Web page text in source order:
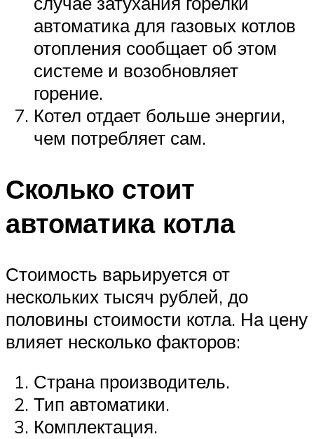
автоматика для газовых котлов
отопления сообщает об этом
системе и возобновляет
горение.
Котел отдает больше энергии,
чем потребляет сам.
Сколько стоит
автоматика котла
Стоимость варьируется от
нескольких тысяч рублей, до
половины стоимости котла. На цену
влияет несколько факторов:
Страна производитель.
Тип автоматики.
Комплектация.